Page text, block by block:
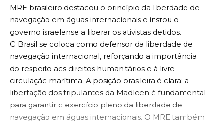
MRE brasileiro destacou o princípio da liberdade de
navegação em águas internacionais e instou o
governo israelense a liberar os ativistas detidos.
O Brasil se coloca como defensor da liberdade de
navegação internacional, reforçando a importância
do respeito aos direitos humanitários e à livre
circulação marítima. A posição brasileira é clara: a
libertação dos tripulantes da Madleen é fundamental
para garantir o exercício pleno da liberdade de
navegação em águas internacionais. O MRE também